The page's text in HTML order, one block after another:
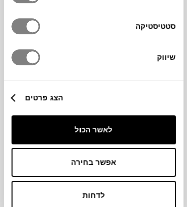
סטטיסטיקה
שיווק
הצג פרטים
לאשר הכול
אפשר בחירה
לדחות
KRISTALIA